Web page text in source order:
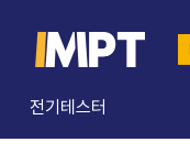
전기테스터